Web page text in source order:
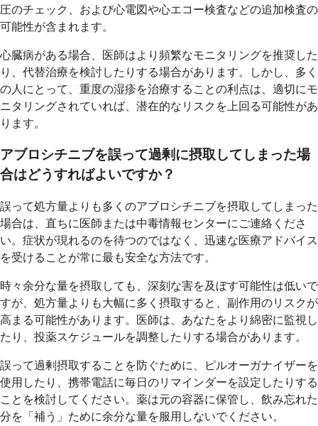
圧のチェック、および心電図や心エコー検査などの追加検査の
可能性が含まれます。
心臓病がある場合、医師はより頻繁なモニタリングを推奨した
り、代替治療を検討したりする場合があります。しかし、多く
の人にとって、重度の湿疹を治療することの利点は、適切にモ
ニタリングされていれば、潜在的なリスクを上回る可能性があ
ります。
アブロシチニブを誤って過剰に摂取してしまった場
合はどうすればよいですか？
誤って処方量よりも多くのアブロシチニブを摂取してしまった
場合は、直ちに医師または中毒情報センターにご連絡くださ
い。症状が現れるのを待つのではなく、迅速な医療アドバイス
を受けることが常に最も安全な方法です。
時々余分な量を摂取しても、深刻な害を及ぼす可能性は低いで
すが、処方量よりも大幅に多く摂取すると、副作用のリスクが
高まる可能性があります。医師は、あなたをより綿密に監視し
たり、投薬スケジュールを調整したりする場合があります。
誤って過剰摂取することを防ぐために、ピルオーガナイザーを
使用したり、携帯電話に毎日のリマインダーを設定したりする
ことを検討してください。薬は元の容器に保管し、飲み忘れた
分を「補う」ために余分な量を服用しないでください。